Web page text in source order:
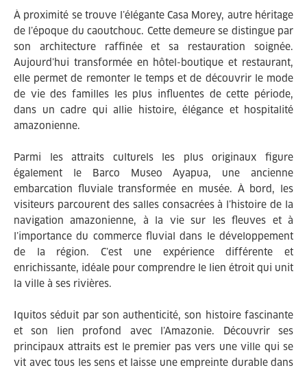
À proximité se trouve l’élégante Casa Morey, autre héritage
de l’époque du caoutchouc. Cette demeure se distingue par
son architecture raffinée et sa restauration soignée.
Aujourd’hui transformée en hôtel-boutique et restaurant,
elle permet de remonter le temps et de découvrir le mode
de vie des familles les plus influentes de cette période,
dans un cadre qui allie histoire, élégance et hospitalité
amazonienne.
Parmi les attraits culturels les plus originaux figure
également le Barco Museo Ayapua, une ancienne
embarcation fluviale transformée en musée. À bord, les
visiteurs parcourent des salles consacrées à l’histoire de la
navigation amazonienne, à la vie sur les fleuves et à
l’importance du commerce fluvial dans le développement
de la région. C’est une expérience différente et
enrichissante, idéale pour comprendre le lien étroit qui unit
la ville à ses rivières.
Iquitos séduit par son authenticité, son histoire fascinante
et son lien profond avec l’Amazonie. Découvrir ses
principaux attraits est le premier pas vers une ville qui se
vit avec tous les sens et laisse une empreinte durable dans